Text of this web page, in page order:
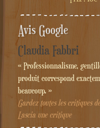
Avis Google
Claudia Fabbri
« Professionnalisme,
produit correspond
beaucoup. »
Gardez toutes les critiques
Lascia une critique